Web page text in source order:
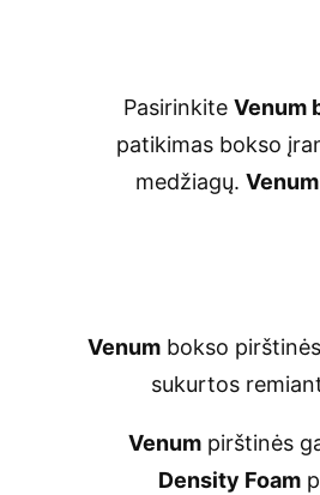
Pasirinkite Venum
patikimas bokso
medžiagų. Venum
Venumbokso
sukurtos
Venumpirštinės
Density Foam